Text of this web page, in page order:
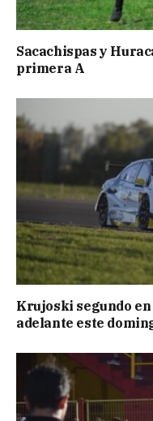
Sacachispas y
primera A
Krujoski segundo
adelante este